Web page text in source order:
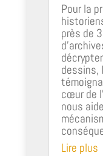
Pour la
près de
dessins,
cœur de
nous
Lire plus